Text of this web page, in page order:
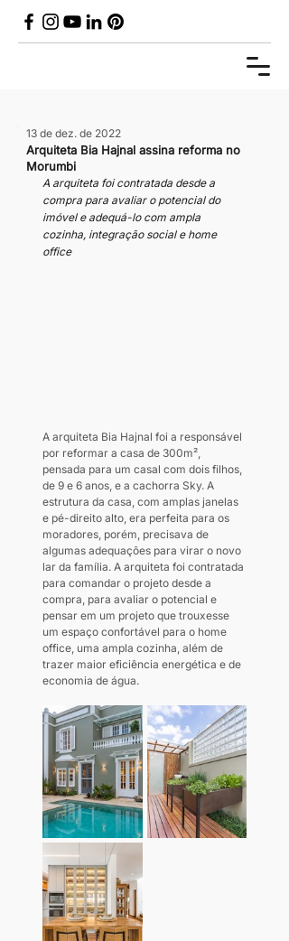
Arquiteta Bia Hajnal assina reforma no
Morumbi
13 de dez. de 2022
A arquiteta foi contratada desde a
compra para avaliar o potencial do
imóvel e adequá-lo com ampla
cozinha, integração social e home
office
A arquiteta Bia Hajnal foi a responsável
por reformar a casa de 300m²,
pensada para um casal com dois filhos,
de 9 e 6 anos, e a cachorra Sky. A
estrutura da casa, com amplas janelas
e pé-direito alto, era perfeita para os
moradores, porém, precisava de
algumas adequações para virar o novo
lar da família. A arquiteta foi contratada
para comandar o projeto desde a
compra, para avaliar o potencial e
pensar em um projeto que trouxesse
um espaço confortável para o home
office, uma ampla cozinha, além de
trazer maior eficiência energética e de
economia de água.